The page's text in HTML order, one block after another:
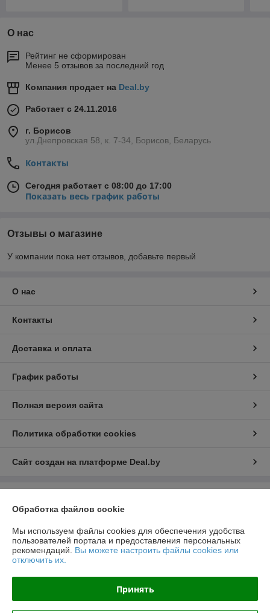
О нас
Рейтинг не сформирован
Менее 5 отзывов за последний год
Компания продает на Deal.by
Работает с 24.11.2016
г. Борисов
ул.Днепровская 58, к. 7-34, Борисов, Беларусь
Контакты
Сегодня работает с 08:00 до 17:00
Показать весь график работы
Отзывы о магазине
У компании пока нет отзывов, добавьте первый
О нас
Контакты
Доставка и оплата
График работы
Полная версия сайта
Политика обработки cookies
Сайт создан на платформе Deal.by
222519, Беларусь, Минская обл., г.Борисов, ул.Днепровская д.58 к.7-34
Регистрационный номер ЕГР: 691923499
Регистрационный орган: Борисовский РИК
Обработка файлов cookie
Мы используем файлы cookies для обеспечения удобства
пользователей портала и предоставления персональных
рекомендаций. Вы можете настроить файлы cookies или
отключить их.
Принять